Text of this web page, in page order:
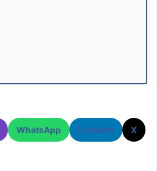
WhatsApp LinkedIn X